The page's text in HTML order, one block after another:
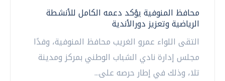
محافظ المنوفية يؤكد دعمه الكامل للأنشطة
الرياضية وتعزيز دورالأندية
التقى اللواء عمرو الغريب محافظ المنوفية، وفدًا
مجلس إدارة نادي الشباب الوطني بمركز ومدينة
تلا، وذلك في إطار حرصه على...